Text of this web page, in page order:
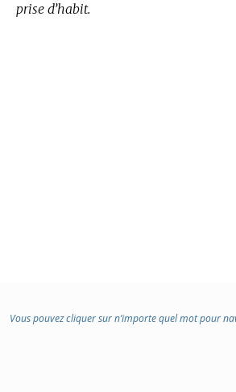
prise d’habit.
Vous pouvez cliquer sur n’importe quel mot pour